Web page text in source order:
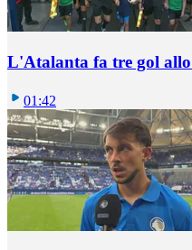
L'Atalanta fa tre gol allo
01:42